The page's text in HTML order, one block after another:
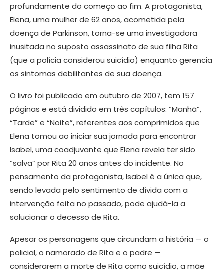
profundamente do começo ao fim. A protagonista,
Elena, uma mulher de 62 anos, acometida pela
doença de Parkinson, torna-se uma investigadora
inusitada no suposto assassinato de sua filha Rita
(que a polícia considerou suicídio) enquanto gerencia
os sintomas debilitantes de sua doença.
O livro foi publicado em outubro de 2007, tem 157
páginas e está dividido em três capítulos: “Manhã”,
“Tarde” e “Noite”, referentes aos comprimidos que
Elena tomou ao iniciar sua jornada para encontrar
Isabel, uma coadjuvante que Elena revela ter sido
“salva” por Rita 20 anos antes do incidente. No
pensamento da protagonista, Isabel é a única que,
sendo levada pelo sentimento de dívida com a
intervenção feita no passado, pode ajudá-la a
solucionar o decesso de Rita.
Apesar os personagens que circundam a história — o
policial, o namorado de Rita e o padre —
considerarem a morte de Rita como suicídio, a mãe